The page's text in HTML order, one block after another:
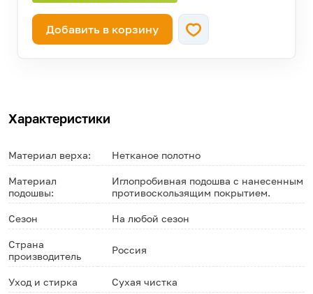
Добавить в корзину
Характеристики
Материал верха: Нетканое полотно
Материал
подошвы:
Иглопробивная подошва с нанесенным
противоскользящим покрытием.
Сезон На любой сезон
Страна
производитель
Россия
Уход и стирка Сухая чистка